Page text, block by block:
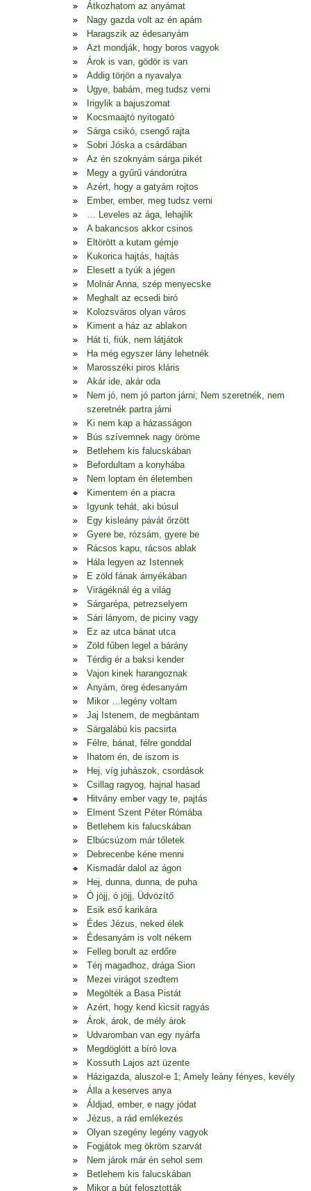
Átkozhatom az anyámat
Nagy gazda volt az én apám
Haragszik az édesanyám
Azt mondják, hogy boros vagyok
Árok is van, gödör is van
Addig törjön a nyavalya
Ugye, babám, meg tudsz verni
Irigylik a bajuszomat
Kocsmaajtó nyitogató
Sárga csikó, csengő rajta
Sobri Jóska a csárdában
Az én szoknyám sárga pikét
Megy a gyűrű vándorútra
Azért, hogy a gatyám rojtos
Ember, ember, meg tudsz verni
… Leveles az ága, lehajlik
A bakancsos akkor csinos
Eltörött a kutam gémje
Kukorica hajtás, hajtás
Elesett a tyúk a jégen
Molnár Anna, szép menyecske
Meghalt az ecsedi biró
Kolozsváros olyan város
Kiment a ház az ablakon
Hát ti, fiúk, nem látjátok
Ha még egyszer lány lehetnék
Marosszéki piros kláris
Akár ide, akár oda
Nem jó, nem jó parton járni; Nem szeretnék, nem
szeretnék partra járni
Ki nem kap a házasságon
Bús szívemnek nagy öröme
Betlehem kis falucskában
Befordultam a konyhába
Nem loptam én életemben
Kimentem én a piacra
Igyunk tehát, aki búsul
Egy kisleány pávát őrzött
Gyere be, rózsám, gyere be
Rácsos kapu, rácsos ablak
Hála legyen az Istennek
E zöld fának árnyékában
Virágéknál ég a világ
Sárgarépa, petrezselyem
Sári lányom, de piciny vagy
Ez az utca bánat utca
Zöld fűben legel a bárány
Térdig ér a baksi kender
Vajon kinek harangoznak
Anyám, öreg édesanyám
Mikor …legény voltam
Jaj Istenem, de megbántam
Sárgalábú kis pacsirta
Félre, bánat, félre gonddal
Ihatom én, de iszom is
Hej, víg juhászok, csordások
Csillag ragyog, hajnal hasad
Hitvány ember vagy te, pajtás
Elment Szent Péter Rómába
Betlehem kis falucskában
Elbúcsúzom már tőletek
Debrecenbe kéne menni
Kismadár dalol az ágon
Hej, dunna, dunna, de puha
Ó jöjj, ó jöjj, Üdvözítő
Esik eső karikára
Édes Jézus, neked élek
Édesanyám is volt nékem
Felleg borult az erdőre
Térj magadhoz, drága Sion
Mezei virágot szedtem
Megölték a Basa Pistát
Azért, hogy kend kicsit ragyás
Árok, árok, de mély árok
Udvaromban van egy nyárfa
Megdöglött a bíró lova
Kossuth Lajos azt üzente
Házigazda, aluszol-e 1; Amely leány fényes, kevély
Álla a keserves anya
Áldjad, ember, e nagy jódat
Jézus, a rád emlékezés
Olyan szegény legény vagyok
Fogjátok meg ökröm szarvát
Nem járok már én sehol sem
Betlehem kis falucskában
Mikor a bút felosztották